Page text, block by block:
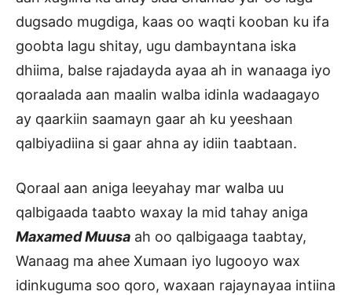
dugsado mugdiga, kaas oo waqti kooban ku ifa
goobta lagu shitay, ugu dambayntana iska
dhiima, balse rajadayda ayaa ah in wanaaga iyo
qoraalada aan maalin walba idinla wadaagayo
ay qaarkiin saamayn gaar ah ku yeeshaan
qalbiyadiina si gaar ahna ay idiin taabtaan.
Qoraal aan aniga leeyahay mar walba uu
qalbigaada taabto waxay la mid tahay aniga
Maxamed Muusa ah oo qalbigaaga taabtay,
Wanaag ma ahee Xumaan iyo lugooyo wax
idinkuguma soo qoro, waxaan rajaynayaa intiina